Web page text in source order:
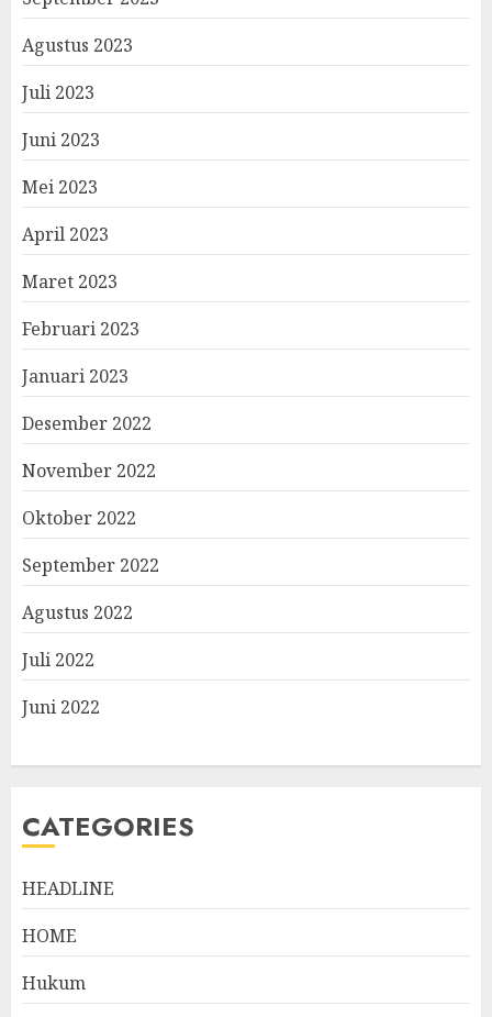
Agustus 2023
Juli 2023
Juni 2023
Mei 2023
April 2023
Maret 2023
Februari 2023
Januari 2023
Desember 2022
November 2022
Oktober 2022
September 2022
Agustus 2022
Juli 2022
Juni 2022
CATEGORIES
HEADLINE
HOME
Hukum